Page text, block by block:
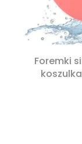
Foremki